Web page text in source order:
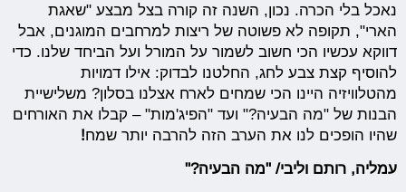
נאכל בלי הכרה. נכון, השנה זה קורה בצל מבצע "שאגת
הארי", תקופה לא פשוטה של ריצות למרחבים המוגנים, אבל
דווקא עכשיו הכי חשוב לשמור על המורל ועל הביחד שלנו. כדי
להוסיף קצת צבע לחג, החלטנו לבדוק: אילו דמויות
מהטלוויזיה היינו הכי שמחים לארח אצלנו בסלון? משלישיית
הבנות של "מה הבעיה?" ועד "הפיג'מות" – קבלו את האורחים
שהיו הופכים לנו את הערב הזה להרבה יותר שמח!
עמליה, רותם וליבי/ "מה הבעיה?"